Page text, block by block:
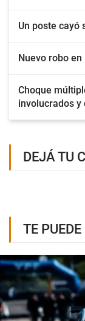
Un poste cayó
Nuevo robo
Choque
involucrados y
DEJÁ TU
TE